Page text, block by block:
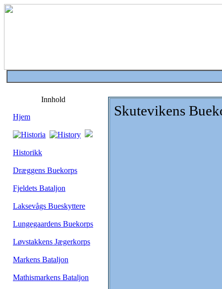
Innhold
Hjem
Historikk
Dræggens Buekorps
Fjeldets Bataljon
Laksevågs Bueskyttere
Lungegaardens Buekorps
Løvstakkens Jægerkorps
Markens Bataljon
Mathismarkens Bataljon
Skutevikens